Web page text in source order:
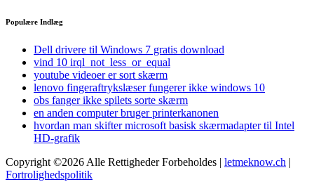
Populære Indlæg
Dell drivere til Windows 7 gratis download
vind 10 irql_not_less_or_equal
youtube videoer er sort skærm
lenovo fingeraftrykslæser fungerer ikke windows 10
obs fanger ikke spilets sorte skærm
en anden computer bruger printerkanonen
hvordan man skifter microsoft basisk skærmadapter til Intel
HD-grafik
Copyright ©2026 Alle Rettigheder Forbeholdes | letmeknow.ch |
Fortrolighedspolitik